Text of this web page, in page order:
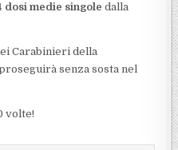
dosi medie singole dalla
Carabinieri della
senza sosta nel
volte!